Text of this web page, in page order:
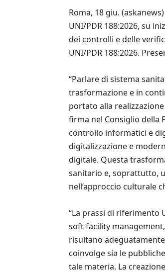
Roma, 18 giu.
UNI/PDR 188:2026, su
dei controlli e delle
UNI/PDR 188:2026.
“Parlare di sistema
trasformazione e in
portato alla
firma nel Consiglio della
controllo informatici e
digitalizzazione e
digitale. Questa
sanitario e, soprattutto,
nell’approccio culturale
“La prassi di
soft facility
risultano
coinvolge sia le
tale materia. La